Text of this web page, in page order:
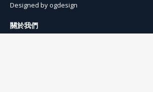
Designed byogdesign
關於我們